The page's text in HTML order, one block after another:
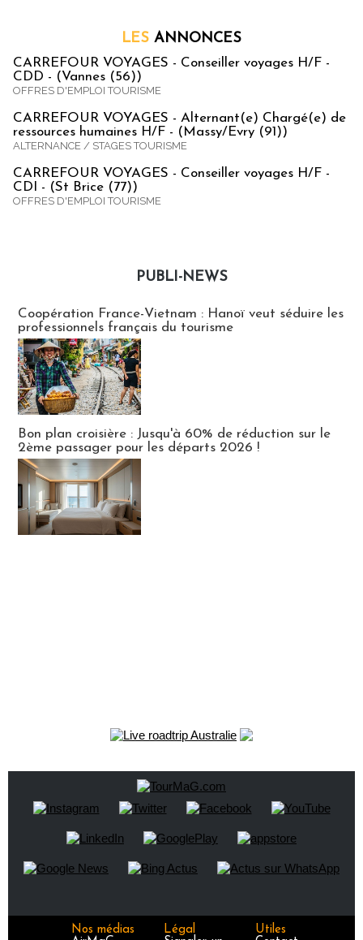
LES ANNONCES
CARREFOUR VOYAGES - Conseiller voyages H/F -
CDD - (Vannes (56))
OFFRES D'EMPLOI TOURISME
CARREFOUR VOYAGES - Alternant(e) Chargé(e) de
ressources humaines H/F - (Massy/Evry (91))
ALTERNANCE / STAGES TOURISME
CARREFOUR VOYAGES - Conseiller voyages H/F -
CDI - (St Brice (77))
OFFRES D'EMPLOI TOURISME
PUBLI-NEWS
Coopération France-Vietnam : Hanoï veut séduire les
professionnels français du tourisme
Bon plan croisière : Jusqu'à 60% de réduction sur le
2ème passager pour les départs 2026 !
Nos médias
Légal
Utiles